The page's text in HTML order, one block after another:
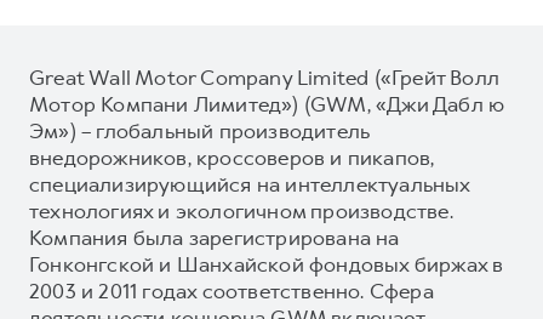
Great Wall Motor Company Limited («Грейт Волл
Мотор Компани Лимитед») (GWM, «Джи Дабл ю
Эм») – глобальный производитель
внедорожников, кроссоверов и пикапов,
специализирующийся на интеллектуальных
технологиях и экологичном производстве.
Компания была зарегистрирована на
Гонконгской и Шанхайской фондовых биржах в
2003 и 2011 годах соответственно. Сфера